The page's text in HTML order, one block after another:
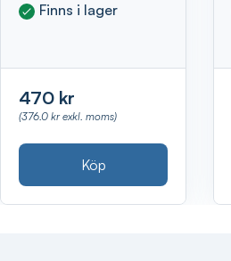
Finns i lager
470 kr
(376.0 kr exkl. moms)
Köp